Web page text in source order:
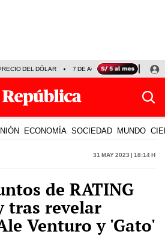
DEL DÓLAR 7 DE AGOSTO OLLANTA
ECONOMÍA SOCIEDAD MUNDO
31 May 2023 | 18:14 h
de RATING
tras revelar
Venturo y 'Gato'